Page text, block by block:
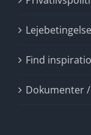
Find
Dokumenter